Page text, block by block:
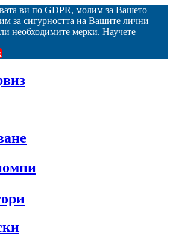
ви по GDPR, молим за Вашето
за сигурността на Вашите лични
необходимите мерки. Научете